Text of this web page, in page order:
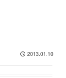
2013.01.10